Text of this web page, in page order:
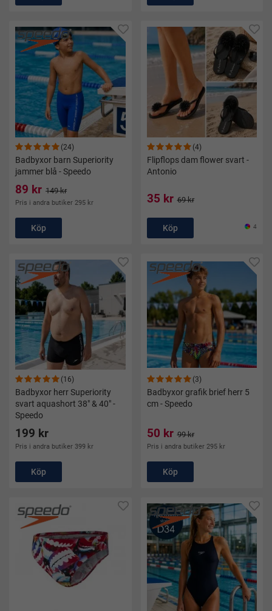
(24)
Badbyxor barn Superiority
jammer blå - Speedo
89 kr 149 kr
Pris i andra butiker 295 kr
Köp
(4)
Flipflops dam flower svart -
Antonio
35 kr 69 kr
Köp 4
(16)
Badbyxor herr Superiority
svart aquashort 38" & 40" -
Speedo
199 kr
Pris i andra butiker 399 kr
Köp
(3)
Badbyxor grafik brief herr 5
cm - Speedo
50 kr 99 kr
Pris i andra butiker 295 kr
Köp